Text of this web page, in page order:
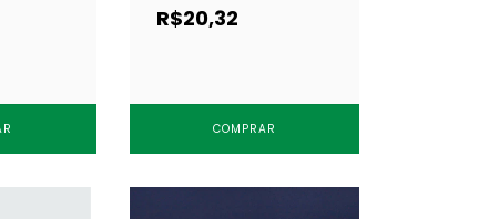
20 m
R$20,32
COMPRAR